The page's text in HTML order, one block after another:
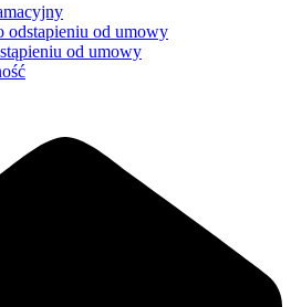
odstapieniu od umowy
od umowy